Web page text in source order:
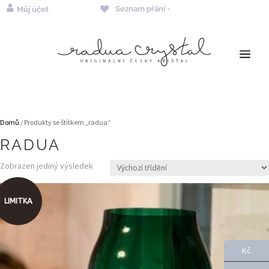
Můj účet Seznam přání -
a
Domů / Produkty se štítkem „radua“
RADUA
Zobrazen jediný výsledek
LIMITKA
Kč